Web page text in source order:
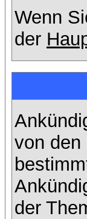
Wenn
der
von den
der